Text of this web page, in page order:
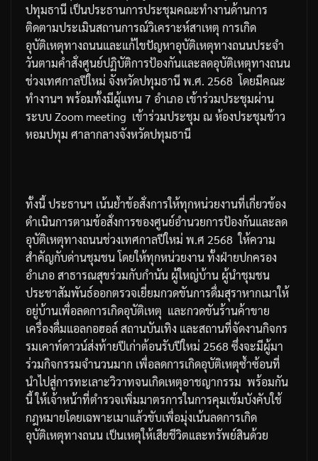
ปทุมธานี เป็นประธานการประชุมคณะทำงานด้านการ
ติดตามประเมินสถานการณ์วิเคราะห์สาเหตุ การเกิด
อุบัติเหตุทางถนนและแก้ไขปัญหาอุบัติเหตุทางถนนประจำ
วันตามคำสั่งศูนย์ปฏิบัติการป้องกันและลดอุบัติเหตุทางถนน
ช่วงเทศกาลปีใหม่ จังหวัดปทุมธานีพ.ศ. 2568 โดยมีคณะ
ทำงานฯ พร้อมทั้งมีผู้แทน7 อำเภอ เข้าร่วมประชุมผ่าน
ระบบ Zoom meeting เข้าร่วมประชุม ณห้องประชุมข้าว
หอมปทุม ศาลากลางจังหวัดปทุมธานี
ทั้งนี้ประธานฯ เน้นย้ำข้อสั่งการให้ทุกหน่วยงานที่เกี่ยวข้อง
ดำเนินการตามข้อสั่งการของศูนย์อำนวยการป้องกันและลด
อุบัติเหตุทางถนนช่วงเทศกาลปีใหม่ พ.ศ 2568 ให้ความ
สำคัญกับด่านชุมชนโดยให้ทุกหน่วยงานทั้งฝ่ายปกครอง
อำเภอสาธารณสุขร่วมกับกำนัน ผู้ใหญ่บ้าน ผู้นำชุมชน
ประชาสัมพันธ์ออกตรวจเยี่ยมกวดขันการดื่มสุราหากเมาให้
อยู่บ้านเพื่อลดการเกิดอุบัติเหตุ และกวดขันร้านค้าขาย
เครื่องดื่มแอลกอฮอล์ สถานบันเทิง และสถานที่จัดงานกิจกร
รมเคาท์ดาวน์ส่งท้ายปีเก่าต้อนรับปีใหม่ 2568ซึ่งจะมีผู้มา
ร่วมกิจกรรมจำนวนมาก เพื่อลดการเกิดอุบัติเหตุซ้ำซ้อนที่
นำไปสู่การทะเลาะวิวาทจนเกิดเหตุอาชญากรรม พร้อมกัน
นี้ให้เจ้าหน้าที่ตำรวจเพิ่มมาตรการในการคุมเข้มบังคับใช้
กฎหมายโดยเฉพาะเมาแล้วขับเพื่อมุ่งเน้นลดการเกิด
อุบัติเหตุทางถนน เป็นเหตุให้เสียชีวิตและทรัพย์สินด้วย